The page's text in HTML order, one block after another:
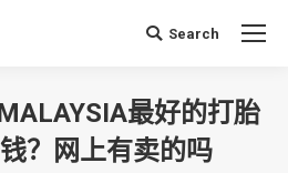
搜 Search
最好的打胎
？网上有卖的吗